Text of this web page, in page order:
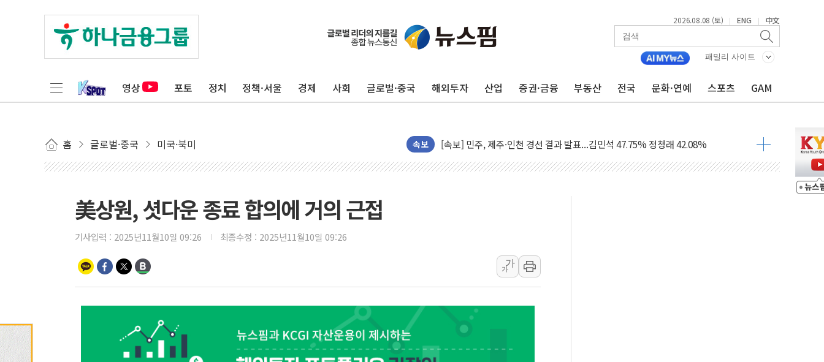
2026.08.08 (토) | ENG | 中文
패밀리 사이트
영상 포토 정치 정책·서울 경제 사회 글로벌·중국 해외투자 산업 증권·금융 부동산 전국 문화·연예 스포츠 GAM
홈 글로벌·중국 미국·북미 속보
울진·영덕 '호우특보'-포항 '산사태 주의보'...경북도, 호우 피해·통제구간 없어
[종합] 김민석, 정청래에 '0.86%p' 차 재역전 성공...金 45.42% vs 鄭 44.56%
김민석, 2주차 제주·인천 경선서 정청래에 승리...47.75% vs 42.08%
인사하는 김민석 당대표 후보
[속보] 민주, 인천 경선 결과 발표...김민석 45.09% 정청래 43.27% 송영길 11.63%
[속보] 민주, 제주 경선 결과 발표...김민석 52.64% 정청래 39.89% 송영길 7.47%
美, 이란전 출구전략 만지작…공습 한계·탄약 부족 현실화
서울 중랑구 주택가서 흉기 난동…60대 남성 2명 숨져
李대통령 "결혼 때문에 손해 보는 일 없게"…'결혼 페널티' 22개 과제 손본다
여수 오동도 인근 해상서 모터보트 전복…1명 사망·1명 실종
추미애, '위안부' 피해자 기림의 날 참석..."국제적 시민 연대로 목소리 내야"
인천 선재도 갯벌서 해루질 중 실종 60대 나흘만에 숨진 채 발견
인천서 말다툼 중 어머니 흉기 살해 10대 아들 체포
美상원, 셧다운 종료 합의에 거의 근접
기사입력 : 2025년11월10일 09:26 최종수정 : 2025년11월10일 09:26
가
가